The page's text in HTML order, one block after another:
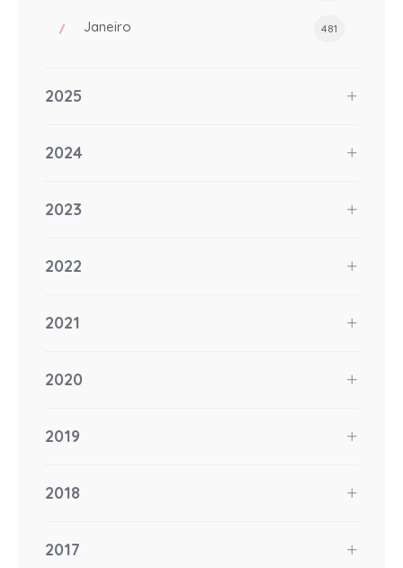
Janeiro 481
2025
2024
2023
2022
2021
2020
2019
2018
2017